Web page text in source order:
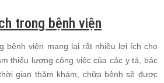
trong bệnh viện
bệnh viện mang lại rất nhiều lợi ích cho
thiểu lượng công việc của các y tá, bác
gian thăm khám, chữa bệnh sẽ được